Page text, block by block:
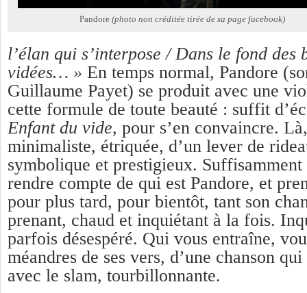
Pandore (photo non créditée tirée de sa page facebook)
l’élan qui s’interpose / Dans le fond des
vidées… » En temps normal, Pandore
Guillaume Payet) se produit avec une
cette formule de toute beauté : suffit
Enfant du vide, pour s’en convaincre.
minimaliste, étriquée, d’un lever de
symbolique et prestigieux. Suffisamment
rendre compte de qui est Pandore, et
pour plus tard, pour bientôt, tant son
prenant, chaud et inquiétant à la fois.
parfois désespéré. Qui vous entraîne,
méandres de ses vers, d’une chanson
avec le slam, tourbillonnante.